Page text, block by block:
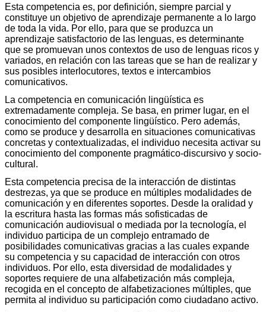
Esta competencia es, por definición, siempre parcial y
constituye un objetivo de aprendizaje permanente a lo largo
de toda la vida. Por ello, para que se produzca un
aprendizaje satisfactorio de las lenguas, es determinante
que se promuevan unos contextos de uso de lenguas ricos y
variados, en relación con las tareas que se han de realizar y
sus posibles interlocutores, textos e intercambios
comunicativos.
La competencia en comunicación lingüística es
extremadamente compleja. Se basa, en primer lugar, en el
conocimiento del componente lingüístico. Pero además,
como se produce y desarrolla en situaciones comunicativas
concretas y contextualizadas, el individuo necesita activar su
conocimiento del componente pragmático-discursivo y socio-
cultural.
Esta competencia precisa de la interacción de distintas
destrezas, ya que se produce en múltiples modalidades de
comunicación y en diferentes soportes. Desde la oralidad y
la escritura hasta las formas más sofisticadas de
comunicación audiovisual o mediada por la tecnología, el
individuo participa de un complejo entramado de
posibilidades comunicativas gracias a las cuales expande
su competencia y su capacidad de interacción con otros
individuos. Por ello, esta diversidad de modalidades y
soportes requiere de una alfabetización más compleja,
recogida en el concepto de alfabetizaciones múltiples, que
permita al individuo su participación como ciudadano activo.